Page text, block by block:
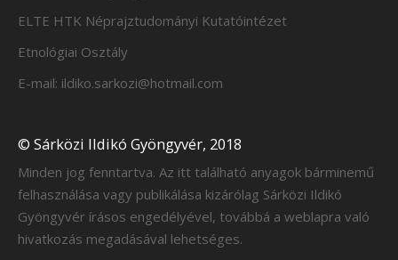
ELTE HTK Néprajztudományi Kutatóintézet
Etnológiai Osztály
E-mail: ildiko.sarkozi@hotmail.com
© Sárközi Ildikó Gyöngyvér, 2018
Minden jog fenntartva. Az itt található anyagok bárminemű
felhasználása vagy publikálása kizárólag Sárközi Ildikó
Gyöngyvér írásos engedélyével, továbbá a weblapra való
hivatkozás megadásával lehetséges.